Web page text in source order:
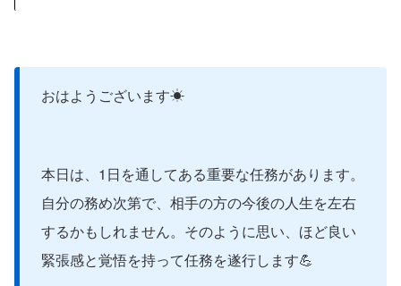
おはようございます☀
本日は、1日を通してある重要な任務があります。
自分の務め次第で、相手の方の今後の人生を左右
するかもしれません。そのように思い、ほど良い
緊張感と覚悟を持って任務を遂行します💪